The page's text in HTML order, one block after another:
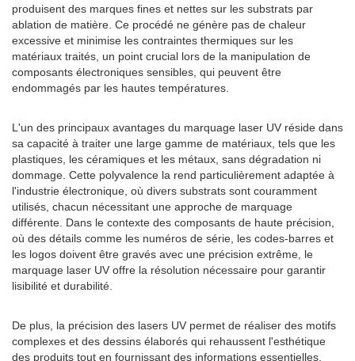
produisent des marques fines et nettes sur les substrats par
ablation de matière. Ce procédé ne génère pas de chaleur
excessive et minimise les contraintes thermiques sur les
matériaux traités, un point crucial lors de la manipulation de
composants électroniques sensibles, qui peuvent être
endommagés par les hautes températures.
L'un des principaux avantages du marquage laser UV réside dans
sa capacité à traiter une large gamme de matériaux, tels que les
plastiques, les céramiques et les métaux, sans dégradation ni
dommage. Cette polyvalence la rend particulièrement adaptée à
l'industrie électronique, où divers substrats sont couramment
utilisés, chacun nécessitant une approche de marquage
différente. Dans le contexte des composants de haute précision,
où des détails comme les numéros de série, les codes-barres et
les logos doivent être gravés avec une précision extrême, le
marquage laser UV offre la résolution nécessaire pour garantir
lisibilité et durabilité.
De plus, la précision des lasers UV permet de réaliser des motifs
complexes et des dessins élaborés qui rehaussent l'esthétique
des produits tout en fournissant des informations essentielles.